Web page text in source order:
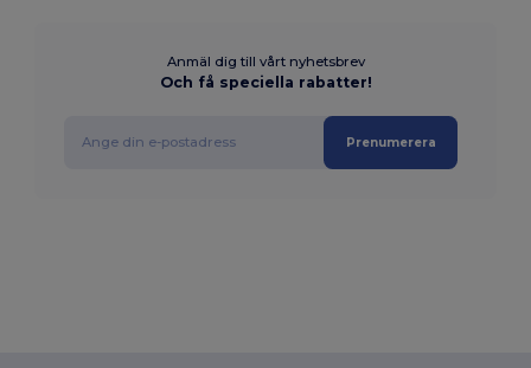
Anmäl dig till vårt nyhetsbrev
Och få speciella rabatter!
Prenumerera